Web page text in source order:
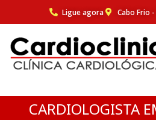
para
o
Ligue agora Cabo Frio
CARDIOLOGISTA